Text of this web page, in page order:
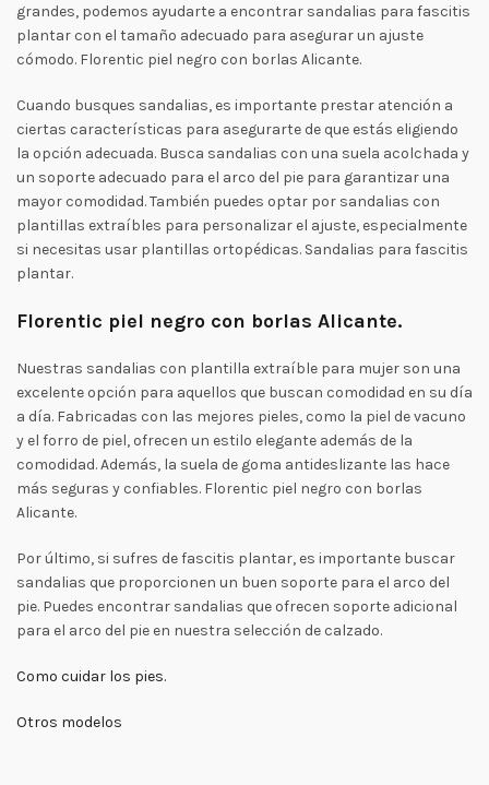
grandes, podemos ayudarte a encontrar sandalias para fascitis
plantar con el tamaño adecuado para asegurar un ajuste
cómodo. Florentic piel negro con borlas Alicante.
Cuando busques sandalias, es importante prestar atención a
ciertas características para asegurarte de que estás eligiendo
la opción adecuada. Busca sandalias con una suela acolchada y
un soporte adecuado para el arco del pie para garantizar una
mayor comodidad. También puedes optar por sandalias con
plantillas extraíbles para personalizar el ajuste, especialmente
si necesitas usar plantillas ortopédicas. Sandalias para fascitis
plantar.
Florentic piel negro con borlas Alicante.
Nuestras sandalias con plantilla extraíble para mujer son una
excelente opción para aquellos que buscan comodidad en su día
a día. Fabricadas con las mejores pieles, como la piel de vacuno
y el forro de piel, ofrecen un estilo elegante además de la
comodidad. Además, la suela de goma antideslizante las hace
más seguras y confiables. Florentic piel negro con borlas
Alicante.
Por último, si sufres de fascitis plantar, es importante buscar
sandalias que proporcionen un buen soporte para el arco del
pie. Puedes encontrar sandalias que ofrecen soporte adicional
para el arco del pie en nuestra selección de calzado.
Como cuidar los pies.
Otros modelos